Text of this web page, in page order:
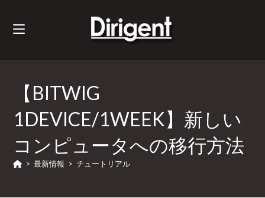
【BITWIG
1DEVICE/1WEEK】新しい
コンピュータへの移行方法
> 最新情報 > チュートリアル